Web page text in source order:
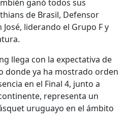
ganó todos sus
de Brasil, Defensor
liderando el Grupo F y
llega con la expectativa de
donde ya ha mostrado orden
en el Final 4, junto a
representa un
uruguayo en el ámbito